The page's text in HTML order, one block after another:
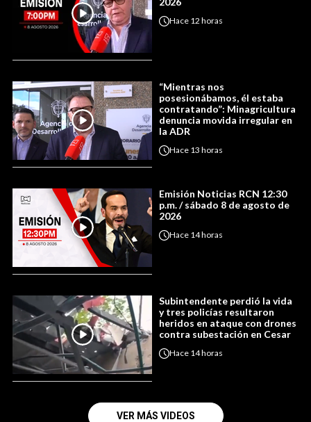
Hace 12 horas
“Mientras nos
posesionábamos, él estaba
contratando”: Minagricultura
denuncia movida irregular en
la ADR
Hace 13 horas
Emisión Noticias RCN 12:30
p.m. / sábado 8 de agosto de
2026
Hace 14 horas
Subintendente perdió la vida
y tres policías resultaron
heridos en ataque con drones
contra subestación en Cesar
Hace 14 horas
VER MÁS VIDEOS